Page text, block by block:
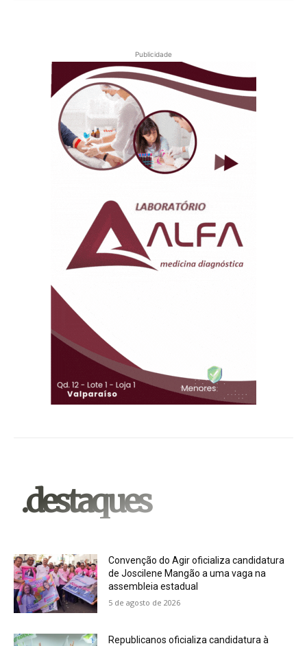
Publicidade
.destaques
Convenção do Agir oficializa candidatura
de Joscilene Mangão a uma vaga na
assembleia estadual
5 de agosto de 2026
Republicanos oficializa candidatura à